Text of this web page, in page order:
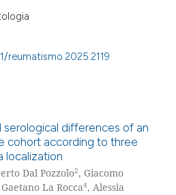
serological differences of an
cohort according to three
localization
Dal Pozzolo2, Giacomo
La Rocca4, Alessia